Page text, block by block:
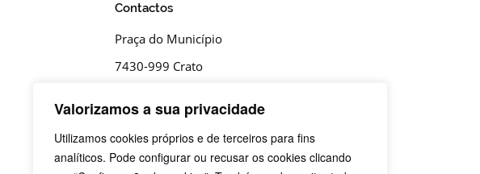
Valorizamos a sua privacidade
Utilizamos cookies próprios e de terceiros para fins
analíticos. Pode configurar ou recusar os cookies clicando
Contactos
Praça do Município
7430-999 Crato
+351 245 990 110 - Chamada para a rede fixa
nacional
F.+351 245 996 679